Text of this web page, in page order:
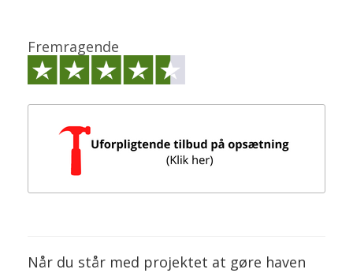
Fremragende
Når du står med projektet at gøre haven